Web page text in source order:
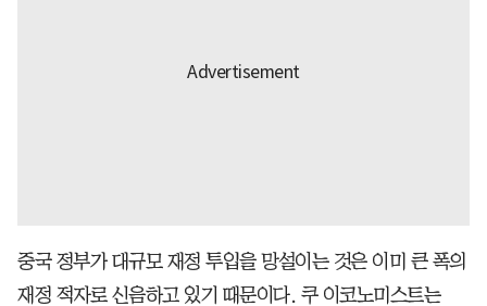
중국 정부가 대규모 재정 투입을 망설이는 것은 이미 큰 폭의
재정 적자로 신음하고 있기 때문이다. 쿠 이코노미스트는